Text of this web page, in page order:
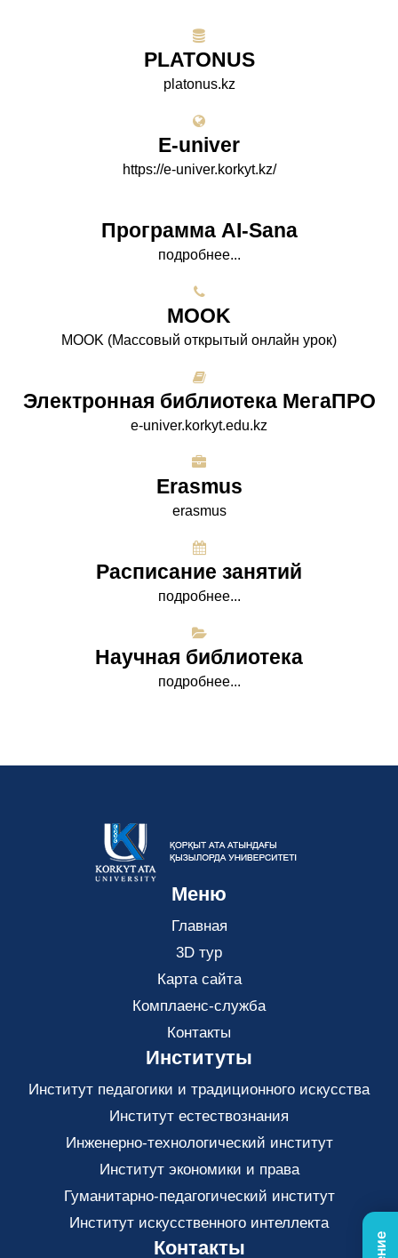
PLATONUS
platonus.kz
E-univer
https://e-univer.korkyt.kz/
Программа AI-Sana
подробнее...
МООK
МООK (Массовый открытый онлайн урок)
Электронная библиотека МегаПРО
e-univer.korkyt.edu.kz
Erasmus
erasmus
Расписание занятий
подробнее...
Научная библиотека
подробнее...
Меню
Главная
3D тур
Карта сайта
Комплаенс-служба
Контакты
Институты
Институт педагогики и традиционного искусства
Институт естествознания
Инженерно-технологический институт
Институт экономики и права
Гуманитарно-педагогический институт
Институт искусственного интеллекта
Контакты